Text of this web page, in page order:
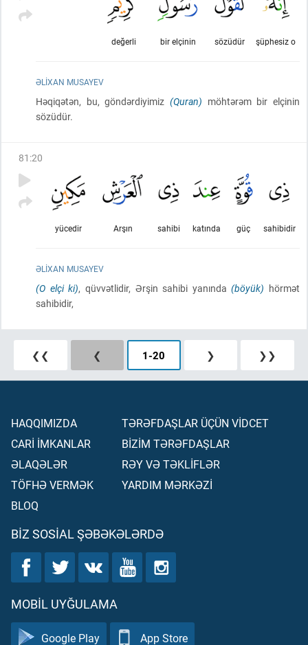
şüphesiz o
sözüdür
bir elçinin
değerli
ƏLIXAN MUSAYEV
Həqiqətən, bu, göndərdiyimiz (Quran) möhtərəm bir elçinin
sözüdür.
81 :20
sahibidir
güç
katında
sahibi
Arşın
yücedir
ƏLIXAN MUSAYEV
(O elçi ki), qüvvətlidir, Ərşin sahibi yanında(böyük) hörmət
sahibidir,
❮❮ ❮ 1-20 ❯ ❯❯
HAQQIMIZDA
CARİ İMKANLAR
ƏLAQƏLƏR
TÖFHƏ VERMƏK
BLOQ
TƏRƏFDAŞLAR ÜÇÜN VİDCET
BİZİM TƏRƏFDAŞLAR
RƏY VƏ TƏKLİFLƏR
YARDIM MƏRKƏZİ
BIZ SOSIAL ŞƏBƏKƏLƏRDƏ
MOBIL UYĞULAMA
Google Play App Store